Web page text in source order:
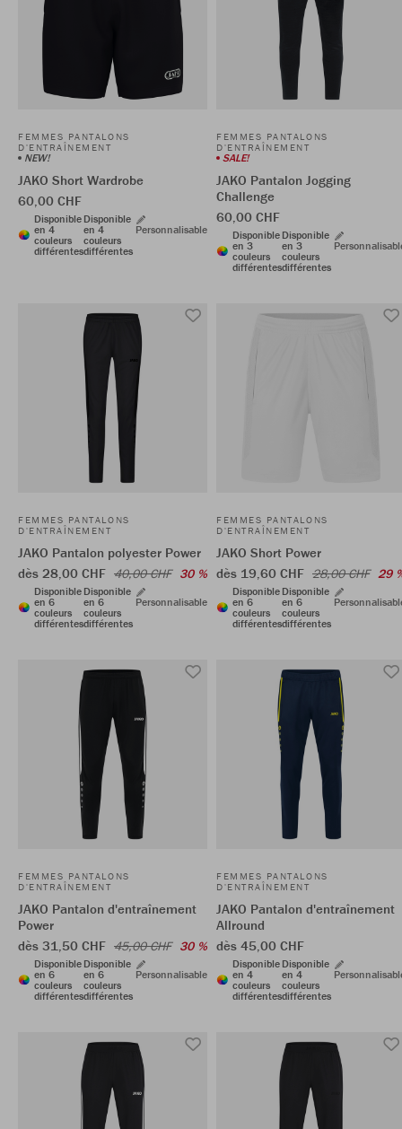
FEMMES PANTALONS
D'ENTRAÎNEMENT
NEW!
JAKO Short Wardrobe
60,00 CHF
Disponible
en 4
couleurs
différentes
Disponible
en 4
couleurs
différentes
Personnalisable
FEMMES PANTALONS
D'ENTRAÎNEMENT
SALE!
JAKO Pantalon Jogging
Challenge
60,00 CHF
Disponible
en 3
couleurs
différentes
Disponible
en 3
couleurs
différentes
FEMMES PANTALONS
D'ENTRAÎNEMENT
JAKO Pantalon polyester Power
dès 28,00 CHF 40,00 CHF 30 %
Disponible
en 6
couleurs
différentes
Disponible
en 6
couleurs
différentes
Personnalisable
FEMMES PANTALONS
D'ENTRAÎNEMENT
JAKO Short Power
dès 19,60 CHF 28,00 CHF 29
Disponible
en 6
couleurs
différentes
Disponible
en 6
couleurs
différentes
FEMMES PANTALONS
D'ENTRAÎNEMENT
JAKO Pantalon d'entraînement
Power
dès 31,50 CHF 45,00 CHF 30 %
Disponible
en 6
couleurs
différentes
Disponible
en 6
couleurs
différentes
Personnalisable
FEMMES PANTALONS
D'ENTRAÎNEMENT
JAKO Pantalon d'entraînement
Allround
dès 45,00 CHF
Disponible
en 4
couleurs
différentes
Disponible
en 4
couleurs
différentes